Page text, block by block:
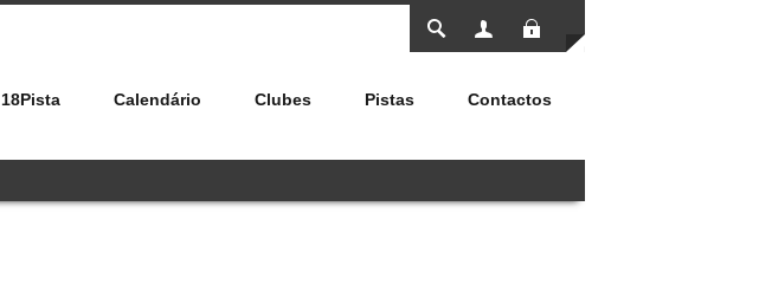
18Pista Calendário Clubes Pistas Contactos